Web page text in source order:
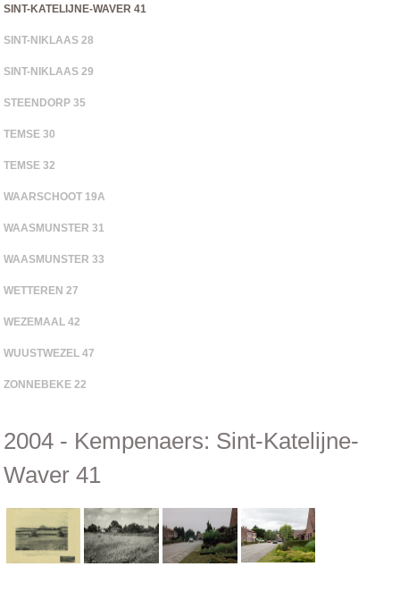
SINT-KATELIJNE-WAVER 41
SINT-NIKLAAS 28
SINT-NIKLAAS 29
STEENDORP 35
TEMSE 30
TEMSE 32
WAARSCHOOT 19A
WAASMUNSTER 31
WAASMUNSTER 33
WETTEREN 27
WEZEMAAL 42
WUUSTWEZEL 47
ZONNEBEKE 22
2004 - Kempenaers: Sint-Katelijne-
Waver 41